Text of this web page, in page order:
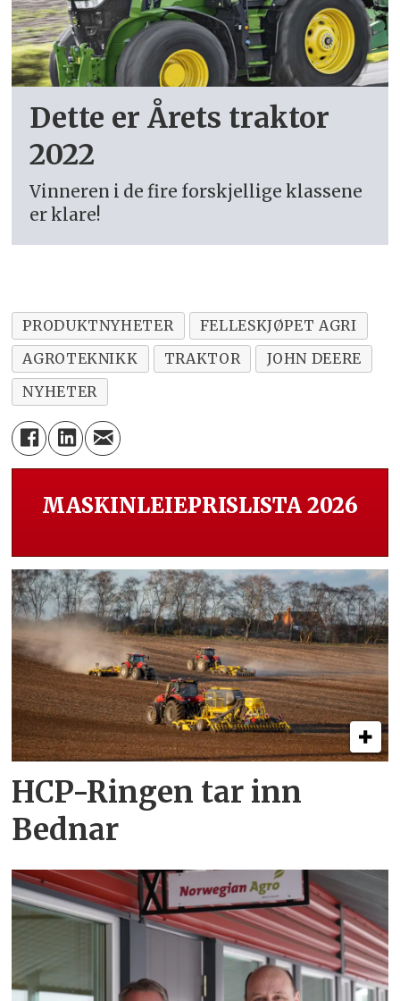
Dette er Årets traktor
2022
Vinneren i de fire forskjellige klassene
er klare!
PRODUKTNYHETER
FELLESKJØPET AGRI
AGROTEKNIKK
TRAKTOR
JOHN DEERE
NYHETER
MASKINLEIEPRISLISTA 2026
HCP-Ringen tar inn
Bednar